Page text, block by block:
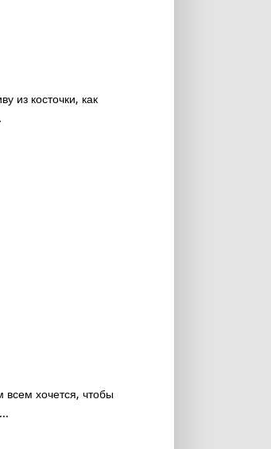
из косточки, как
всем хочется, чтобы